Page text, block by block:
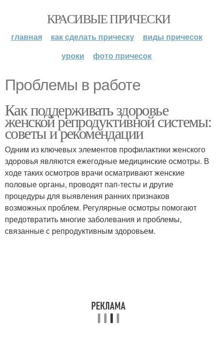
КРАСИВЫЕ ПРИЧЕСКИ
главная как сделать прическу
виды причесок
уроки
фото причесок
Проблемы в работе
Как поддерживать здоровье
женской репродуктивной системы:
советы и рекомендации
Одним из ключевых элементов профилактики женского
здоровья являются ежегодные медицинские осмотры. В
ходе таких осмотров врачи осматривают женские
половые органы, проводят пап-тесты и другие
процедуры для выявления ранних признаков
возможных проблем. Регулярные осмотры помогают
предотвратить многие заболевания и проблемы,
связанные с репродуктивным здоровьем.